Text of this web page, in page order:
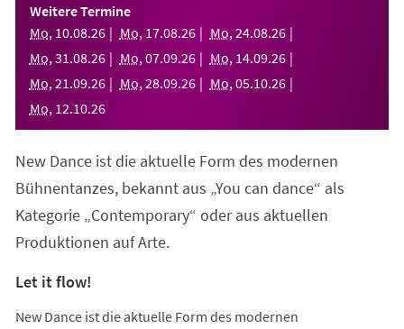
Weitere Termine
Mo, 10.08.26 Mo, 17.08.26 Mo, 24.08.26
Mo, 31 .08.26 Mo, 07.09.26 Mo, 14.09.26
Mo, 21 .09.26 Mo, 28.09.26 Mo, 05.10.26
Mo, 12.10.26
New Dance ist die aktuelle Form des modernen
Bühnentanzes, bekannt aus „You can dance“ als
Kategorie „Contemporary“ oder aus aktuellen
Produktionen auf Arte.
Let it flow!
New Dance ist die aktuelle Form des modernen